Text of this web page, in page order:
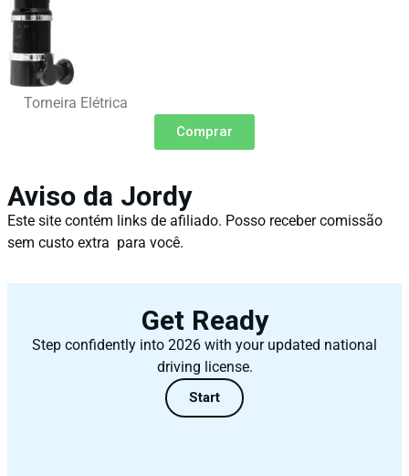
Torneira Elétrica
Comprar
Aviso da Jordy
Este site contém links de afiliado. Posso receber comissão
sem custo extra para você.
Get Ready
Step confidently into 2026 with your updated national
driving license.
Start